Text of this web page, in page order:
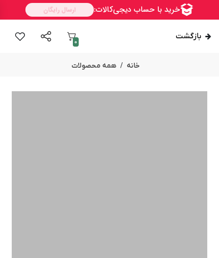
بازگشت
0
خانه همه محصولات